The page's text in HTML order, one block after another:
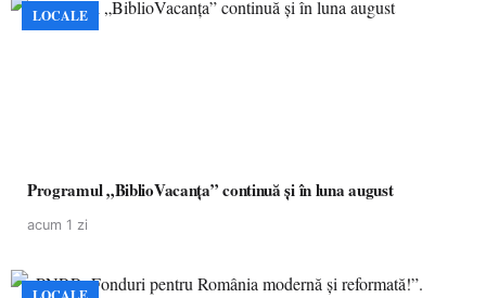
LOCALE
Programul „BiblioVacanța” continuă și în luna august
acum 1 zi